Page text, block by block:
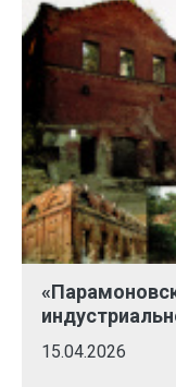
15.04.2026